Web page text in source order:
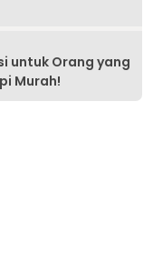
untuk Orang yang
Murah!